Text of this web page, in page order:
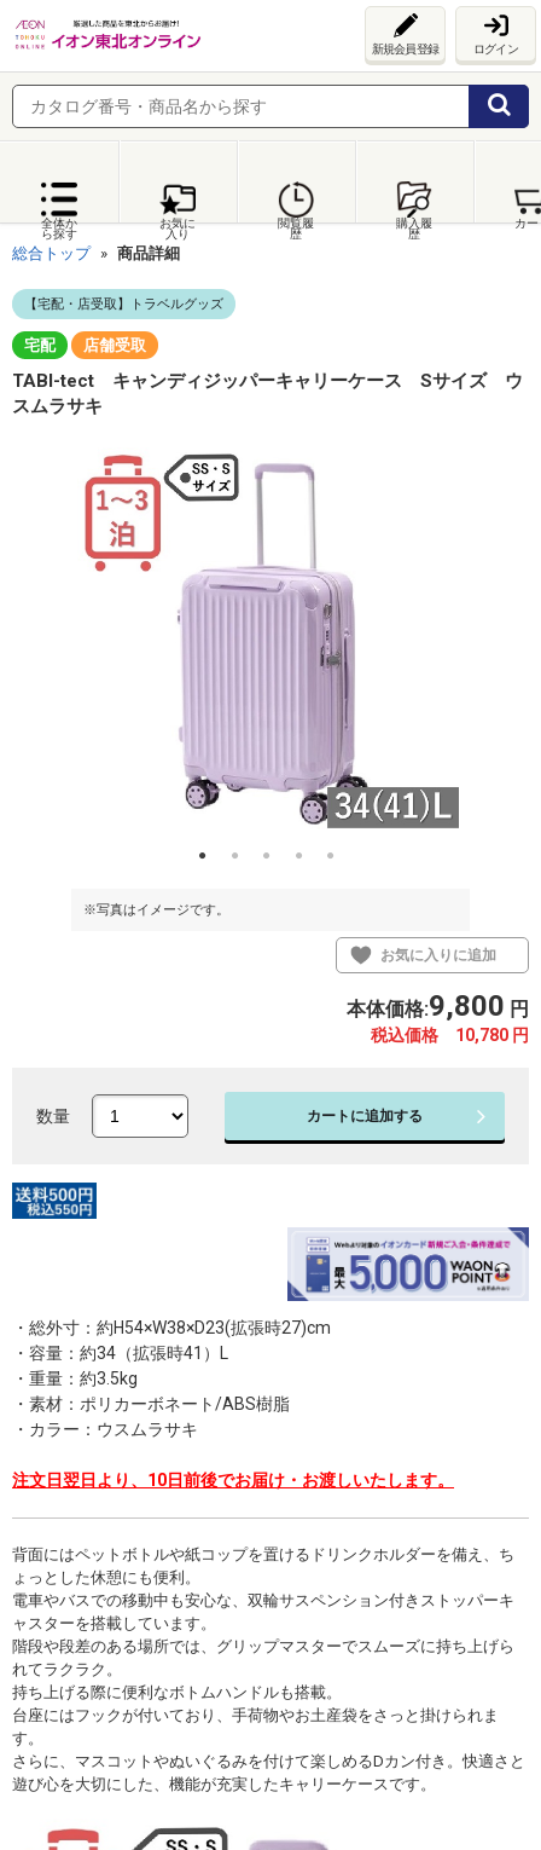
新規会員登録 ログイン
全体か
ら探す
お気に
入り
閲覧履
歴
購入履
歴
カー
総合トップ 商品詳細
【宅配・店受取】トラベルグッズ
宅配 店舗受取
TABI-tect キャンディジッパーキャリーケース Sサイズ ウ
スムラサキ
※写真はイメージです。
お気に入りに追加
本体価格:9,800 円
税込価格 10,780 円
数量 カートに追加する
・総外寸：約H54×W38×D23(拡張時27)cm
・容量：約34（拡張時41）L
・重量：約3.5kg
・素材：ポリカーボネート/ABS樹脂
・カラー：ウスムラサキ
注文日翌日より、10日前後でお届け・お渡しいたします。
背面にはペットボトルや紙コップを置けるドリンクホルダーを備え、ち
ょっとした休憩にも便利。
電車やバスでの移動中も安心な、双輪サスペンション付きストッパーキ
ャスターを搭載しています。
階段や段差のある場所では、グリップマスターでスムーズに持ち上げら
れてラクラク。
持ち上げる際に便利なボトムハンドルも搭載。
台座にはフックが付いており、手荷物やお土産袋をさっと掛けられま
す。
さらに、マスコットやぬいぐるみを付けて楽しめるDカン付き。快適さと
遊び心を大切にした、機能が充実したキャリーケースです。